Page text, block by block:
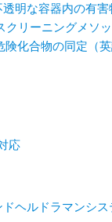
明な容器内の有
リーニングメソッ
化合物の同定（英
応
ヘルドラマンシス